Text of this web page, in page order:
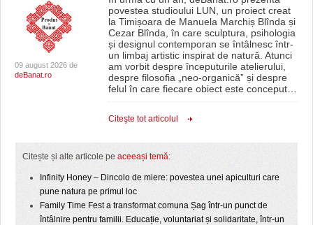
09 august 2026 de
deBanat.ro
povestea studioului LUN, un proiect creat
la Timișoara de Manuela Marchiș Blînda și
Cezar Blînda, în care sculptura, psihologia
și designul contemporan se întâlnesc într-
un limbaj artistic inspirat de natură. Atunci
am vorbit despre începuturile atelierului,
despre filosofia „neo-organică” și despre
felul în care fiecare obiect este conceput…
Citeşte tot articolul
Citește și alte articole pe aceeași temă:
Infinity Honey – Dincolo de miere: povestea unei apiculturi care
pune natura pe primul loc
Family Time Fest a transformat comuna Șag într-un punct de
întâlnire pentru familii. Educație, voluntariat și solidaritate, într-un